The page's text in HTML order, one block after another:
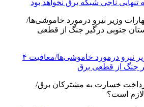
تنهایی ناجی شبکه برق نخواهد بود
آخرین اظهارات وزیر نیرو درمورد خاموشی‌ها/معافیت ۴
جنگ از قطعی برق